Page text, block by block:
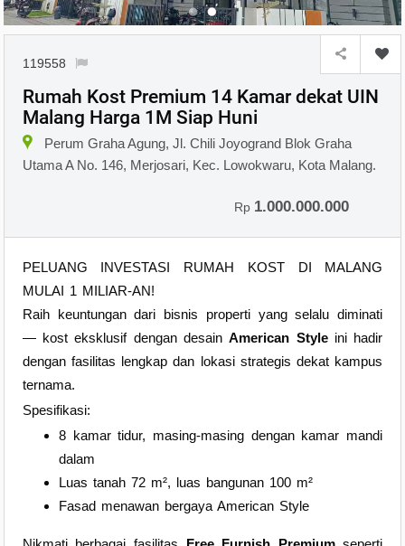
119558
Rumah Kost Premium 14 Kamar dekat UIN
Malang Harga 1M Siap Huni
Perum Graha Agung, Jl. Chili Joyogrand Blok Graha
Utama A No. 146, Merjosari, Kec. Lowokwaru, Kota Malang.
Rp 1.000.000.000
PELUANG INVESTASI RUMAH KOST DI MALANG
MULAI 1 MILIAR-AN!
Raih keuntungan dari bisnis properti yang selalu diminati
— kost eksklusif dengan desainAmerican Styleini hadir
dengan fasilitas lengkap dan lokasi strategis dekat kampus
ternama.
Spesifikasi:
8 kamar tidur, masing-masing dengan kamar mandi
dalam
Luas tanah 72 m², luas bangunan 100 m²
Fasad menawan bergaya American Style